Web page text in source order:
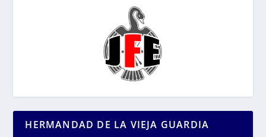
HERMANDAD DE LA VIEJA GUARDIA